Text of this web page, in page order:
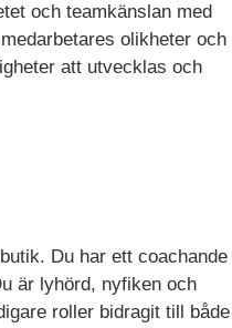
och teamkänslan med
olikheter och
att utvecklas och
Du har ett coachande
är lyhörd, nyfiken och
roller bidragit till både